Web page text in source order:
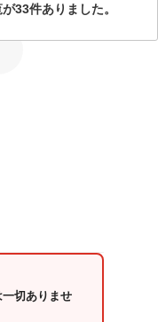
切ありませ
33件ありました。